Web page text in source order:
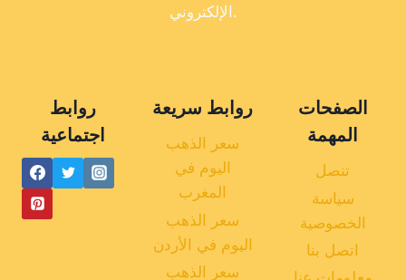
الإلكتروني.
روابط
اجتماعية
روابط سريعة
سعر الذهب
اليوم في
المغرب
سعر الذهب
اليوم في الأردن
سعر الذهب
الصفحات
المهمة
تنصل
سياسة
الخصوصية
اتصل بنا